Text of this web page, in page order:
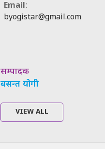
Email:
byogistar@gmail.com
सम्पादक
बसन्त योगी
VIEW ALL